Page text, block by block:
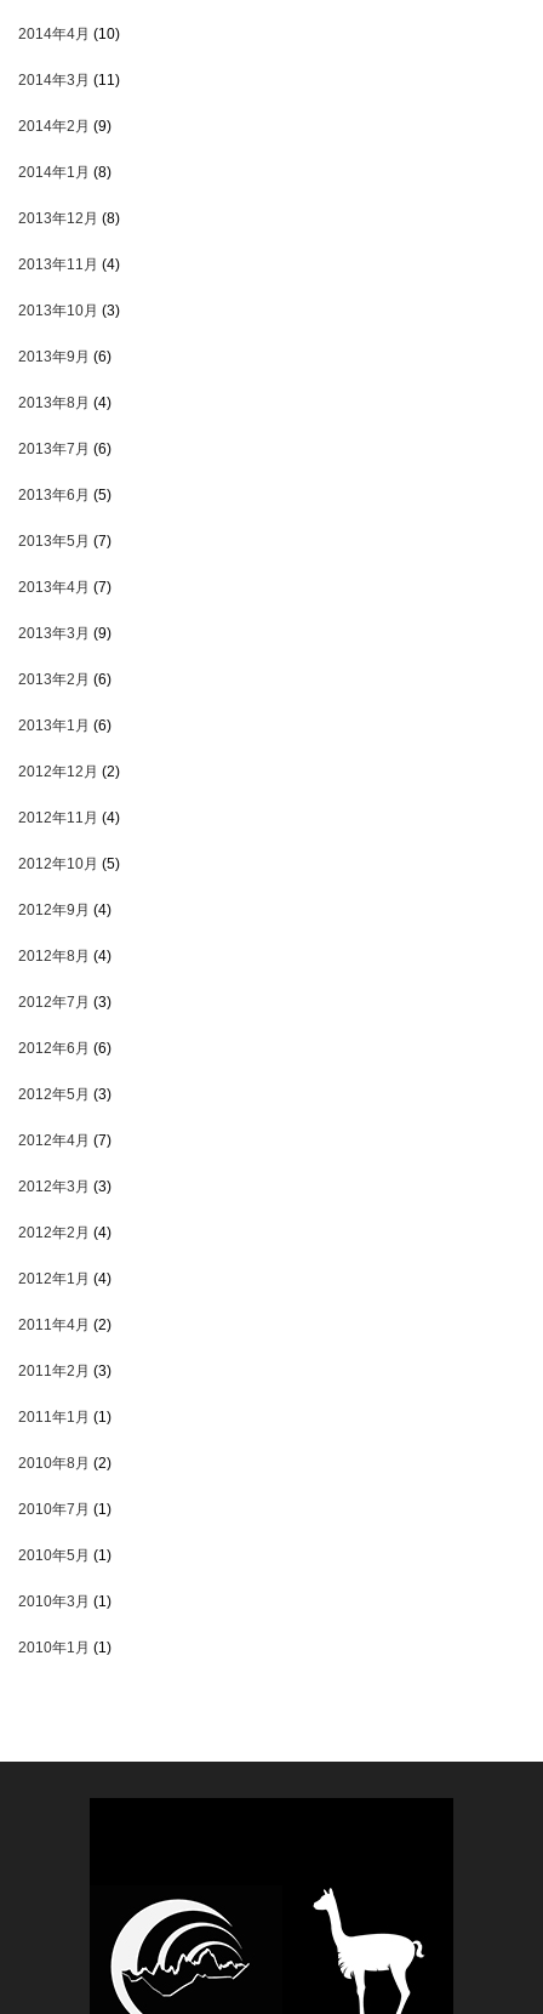
2014年4月 (10)
2014年3月 (11)
2014年2月 (9)
2014年1月 (8)
2013年12月 (8)
2013年11月 (4)
2013年10月 (3)
2013年9月 (6)
2013年8月 (4)
2013年7月 (6)
2013年6月 (5)
2013年5月 (7)
2013年4月 (7)
2013年3月 (9)
2013年2月 (6)
2013年1月 (6)
2012年12月 (2)
2012年11月 (4)
2012年10月 (5)
2012年9月 (4)
2012年8月 (4)
2012年7月 (3)
2012年6月 (6)
2012年5月 (3)
2012年4月 (7)
2012年3月 (3)
2012年2月 (4)
2012年1月 (4)
2011年4月 (2)
2011年2月 (3)
2011年1月 (1)
2010年8月 (2)
2010年7月 (1)
2010年5月 (1)
2010年3月 (1)
2010年1月 (1)